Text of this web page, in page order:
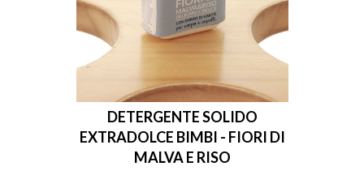
DETERGENTE SOLIDO
EXTRADOLCE BIMBI - FIORI DI
MALVA E RISO